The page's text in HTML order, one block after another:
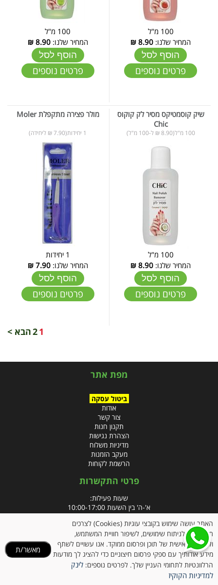
100 מ"ל
המחיר שלנו: 8.90
₪
הוסף לסל
פרטים נוספים
100 מ"ל
המחיר שלנו:8.90
₪
הוסף לסל
פרטים נוספים
שיק קוסמטיקס מסיר לק קוקוס
Chic
100 מ"ל(8.90 ₪ ל-100 מ"ל)
100 מ"ל
המחיר שלנו: 8.90
₪
הוסף לסל
פרטים נוספים
מולר פצירה מתקפלת Moler
1 יחידות(7.90 ₪ ליחידה)
1 יחידות
המחיר שלנו:7.90
₪
הוסף לסל
פרטים נוספים
1
2הבא >
מפת אתר
ביטול עסקה
אודות
צור קשר
תקנון חנות
הצהרת נגישות
מדיניות משלוח
מעקב הזמנות
הרשמת לקוחות
פרטי התקשרות
שעות פעילות:
א'-ה' בין השעות 10:00-17:00
טלפון:
פקס: 09-8666832
אימייל: info@clubpharm.co.il
כתובת : קניון M הדרך, צומת ינאי, מושב בית חירות 40291
האתר עושה שימוש בקובצי עוגיות (Cookies) לצרכים
תפעוליים, לניתוח שימושים, לשיפור חוויית המשתמש,
ולהתאמה אישית של תוכן ופרסום ממוקד. אנו עשויים לשתף
מידע אודותיך עם ספקי פרסום חיצוניים כדי להציג לך מודעות
הרלוונטיות לתחומי העניין שלך. לפרטים נוספים: לינק
למדיניות הקוקיז
מאשר/ת